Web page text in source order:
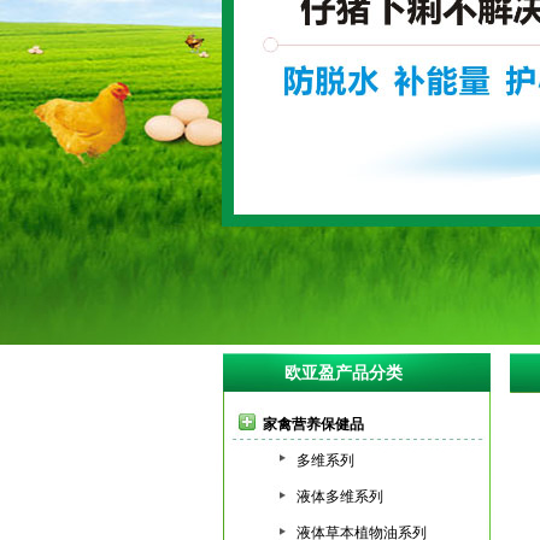
欧亚盈产品分类
家禽营养保健品
多维系列
液体多维系列
液体草本植物油系列